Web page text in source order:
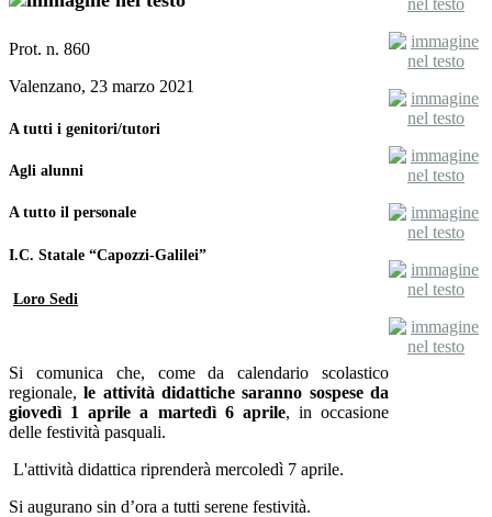
Prot. n. 860
Valenzano, 23 marzo 2021
A tutti i genitori/tutori
Agli alunni
A tutto il personale
I.C. Statale “Capozzi-Galilei”
Loro Sedi
Si comunica che, come da calendario scolastico
regionale,le attività didattiche saranno sospese da
giovedì 1 aprile a martedì 6 aprile, in occasione
delle festività pasquali.
L'attività didattica riprenderà mercoledì 7 aprile.
Si augurano sin d’ora a tutti serene festività.